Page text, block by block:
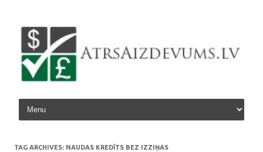
Skip to content
TAG ARCHIVES: NAUDAS KREDĪTS BEZ IZZIŅAS